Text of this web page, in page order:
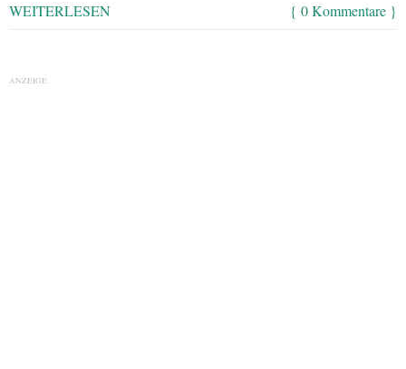
WEITERLESEN { 0 Kommentare }
ANZEIGE